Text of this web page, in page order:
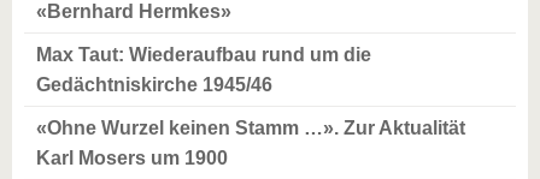
«Bernhard Hermkes»
Max Taut: Wiederaufbau rund um die
Gedächtniskirche 1945/46
«Ohne Wurzel keinen Stamm …». Zur Aktualität
Karl Mosers um 1900